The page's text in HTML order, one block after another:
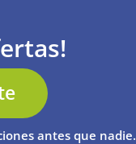
antes que nadie.